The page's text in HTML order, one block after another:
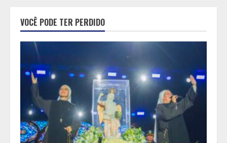
das obras e reforça perspectivas
para a construção civil no DF
3
Minas+Doce- Feira e Festival da
Doçaria e Confeitaria Mineira
VOCÊ PODE TER PERDIDO